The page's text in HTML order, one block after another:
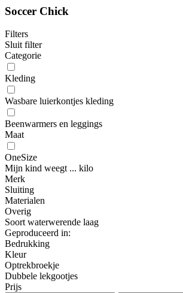
Soccer Chick
Filters
Sluit filter
Categorie
Kleding
Wasbare luierkontjes kleding
Beenwarmers en leggings
Maat
OneSize
Mijn kind weegt ... kilo
Merk
Sluiting
Materialen
Overig
Soort waterwerende laag
Geproduceerd in:
Bedrukking
Kleur
Optrekbroekje
Dubbele lekgootjes
Prijs